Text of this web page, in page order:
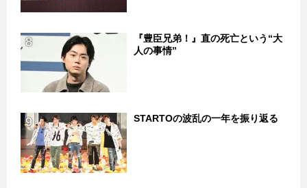
8
『豊臣兄弟！』直の死亡という“大
人の事情”
9 STARTOの波乱の一年を振り返る